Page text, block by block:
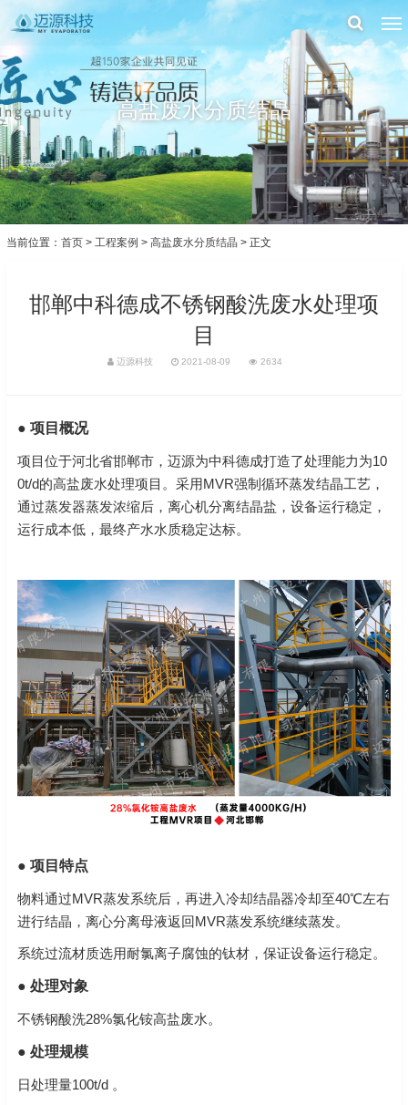
高盐废水分质结晶
当前位置： 首页 > 工程案例 > 高盐废水分质结晶 > 正文
邯郸中科德成不锈钢酸洗废水处理项
目
迈源科技 2021-08-09 2634
● 项目概况
项目位于河北省邯郸市，迈源为中科德成打造了处理能力为10
0t/d的高盐废水处理项目。采用MVR强制循环蒸发结晶工艺，
通过蒸发器蒸发浓缩后，离心机分离结晶盐，设备运行稳定，
运行成本低，最终产水水质稳定达标。
● 项目特点
物料通过MVR蒸发系统后，再进入冷却结晶器冷却至40℃左右
进行结晶，离心分离母液返回MVR蒸发系统继续蒸发。
系统过流材质选用耐氯离子腐蚀的钛材，保证设备运行稳定。
● 处理对象
不锈钢酸洗28%氯化铵高盐废水。
● 处理规模
日处理量100t/d 。